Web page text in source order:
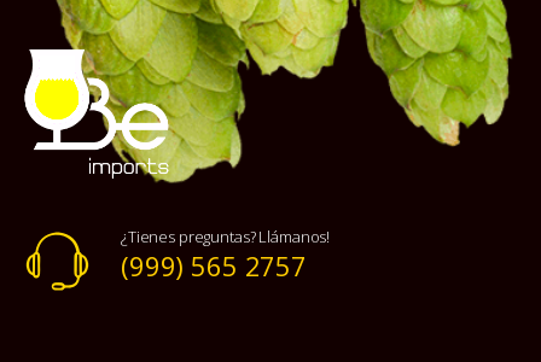
¿Tienes preguntas? Llámanos!
(999) 565 2757